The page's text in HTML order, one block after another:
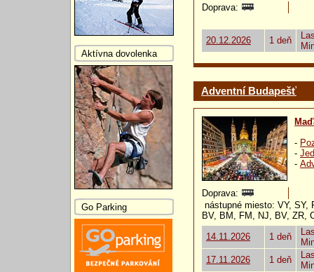
Doprava:
20.12.2026 1 deň
Adventní Budapešť
-
-
-
Doprava:
nástupné miesto: VY,
BV, BM, FM, NJ, BV, ZR,
14.11.2026
1 deň
17.11.2026
1 deň
Aktívna dovolenka
Go Parking